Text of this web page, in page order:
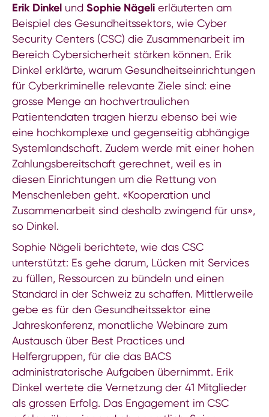
Erik Dinkel und Sophie Nägeli erläuterten am
Beispiel des Gesundheitssektors, wie Cyber
Security Centers (CSC) die Zusammenarbeit im
Bereich Cybersicherheit stärken können. Erik
Dinkel erklärte, warum Gesundheitseinrichtungen
für Cyberkriminelle relevante Ziele sind: eine
grosse Menge an hochvertraulichen
Patientendaten tragen hierzu ebenso bei wie
eine hochkomplexe und gegenseitig abhängige
Systemlandschaft. Zudem werde mit einer hohen
Zahlungsbereitschaft gerechnet, weil es in
diesen Einrichtungen um die Rettung von
Menschenleben geht. «Kooperation und
Zusammenarbeit sind deshalb zwingend für uns»,
so Dinkel.
Sophie Nägeli berichtete, wie das CSC
unterstützt: Es gehe darum, Lücken mit Services
zu füllen, Ressourcen zu bündeln und einen
Standard in der Schweiz zu schaffen. Mittlerweile
gebe es für den Gesundheitssektor eine
Jahreskonferenz, monatliche Webinare zum
Austausch über Best Practices und
Helfergruppen, für die das BACS
administratorische Aufgaben übernimmt. Erik
Dinkel wertete die Vernetzung der 41 Mitglieder
als grossen Erfolg. Das Engagement im CSC